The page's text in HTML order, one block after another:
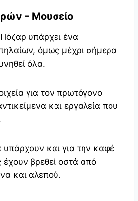
– Μουσείο
υπάρχει ένα
όμως μέχρι σήμερα
όλα.
για τον πρωτόγονο
και εργαλεία που
και για την καφέ
βρεθεί οστά από
και αλεπού.